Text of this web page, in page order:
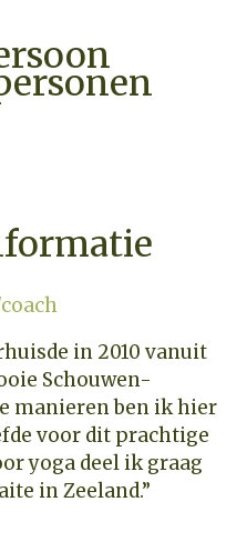
in 2010 vanuit
Schouwen-
manieren ben ik hier
voor dit prachtige
yoga deel ik graag
in Zeeland.”